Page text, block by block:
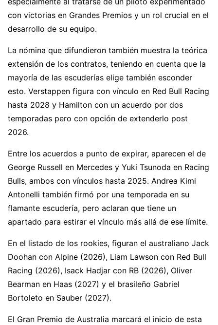
con victorias en Grandes Premios y un rol crucial en el
desarrollo de su equipo.
La nómina que difundieron también muestra la teórica
extensión de los contratos, teniendo en cuenta que la
mayoría de las escuderías elige también esconder
esto. Verstappen figura con vínculo en Red Bull Racing
hasta 2028 y Hamilton con un acuerdo por dos
temporadas pero con opción de extenderlo post
2026.
Entre los acuerdos a punto de expirar, aparecen el de
George Russell en Mercedes y Yuki Tsunoda en Racing
Bulls, ambos con vínculos hasta 2025. Andrea Kimi
Antonelli también firmó por una temporada en su
flamante escudería, pero aclaran que tiene un
apartado para estirar el vínculo más allá de ese límite.
En el listado de los rookies, figuran el australiano Jack
Doohan con Alpine (2026), Liam Lawson con Red Bull
Racing (2026), Isack Hadjar con RB (2026), Oliver
Bearman en Haas (2027) y el brasileño Gabriel
Bortoleto en Sauber (2027).
El Gran Premio de Australia marcará el inicio de esta